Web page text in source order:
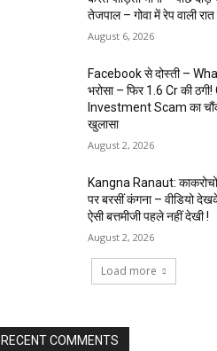
तेजपाल – गोवा में रेप वाली रात
August 6, 2026
Facebook से दोस्ती –
भरोसा – फिर 1.6 Cr की
Investment Scam का
खुलासा
August 2, 2026
Kangna Ranaut:
पर बरसीं कंगना – वीडियो
ऐसी बत्तमीजी पहले नहीं देखी !
August 2, 2026
Load more
RECENT COMMENTS